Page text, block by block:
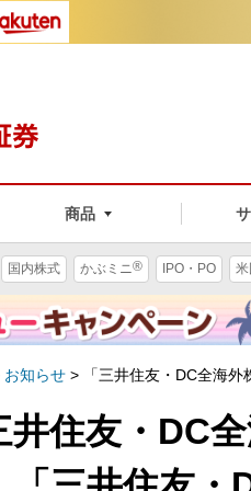
商品
国内株式 かぶミニ® IPO・PO
お知らせ > 「三井住友・DC全海
井住友・DC